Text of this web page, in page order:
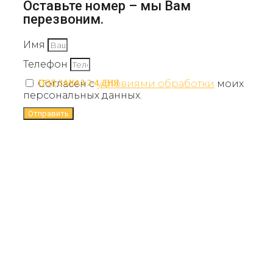
ПОД ЗАКАЗ 2-4 ДНЯ
ПОД ЗАКАЗ 2-4 ДНЯ
ПОД ЗАКАЗ 2-4 ДНЯ
Оставьте номер – мы Вам
перезвоним.
Имя
Телефон
Согласен сусловиями обработки моих
персональных данных.
Отправить